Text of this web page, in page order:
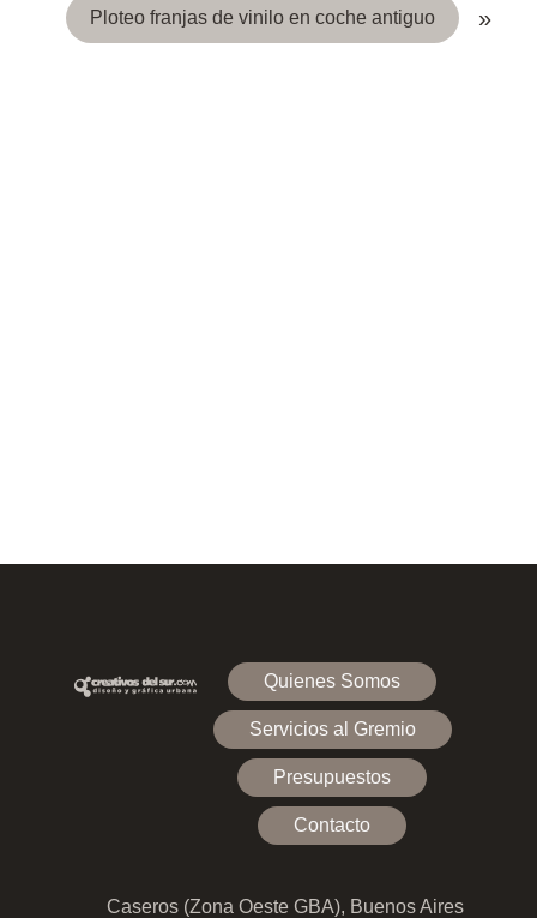
Ploteo franjas de vinilo en coche antiguo »
Quienes Somos
Servicios al Gremio
Presupuestos
Contacto
Caseros (Zona Oeste GBA), Buenos Aires